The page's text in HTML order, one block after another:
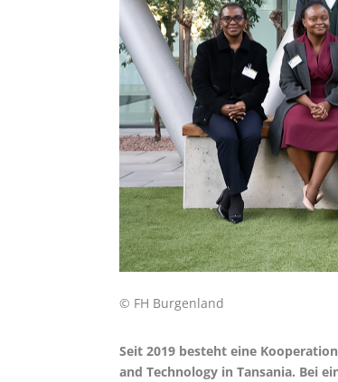
© FH Burgenland
Seit 2019 besteht eine
and Technology in Tansania. Bei